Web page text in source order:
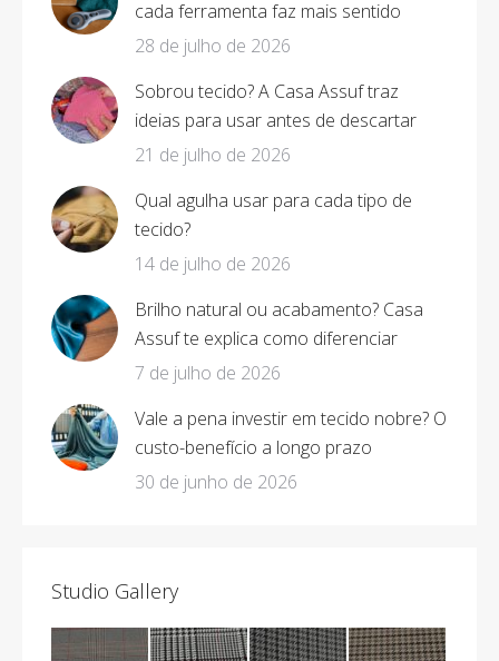
cada ferramenta faz mais sentido
28 de julho de 2026
Sobrou tecido? A Casa Assuf traz
ideias para usar antes de descartar
21 de julho de 2026
Qual agulha usar para cada tipo de
tecido?
14 de julho de 2026
Brilho natural ou acabamento? Casa
Assuf te explica como diferenciar
7 de julho de 2026
Vale a pena investir em tecido nobre? O
custo-benefício a longo prazo
30 de junho de 2026
Studio Gallery